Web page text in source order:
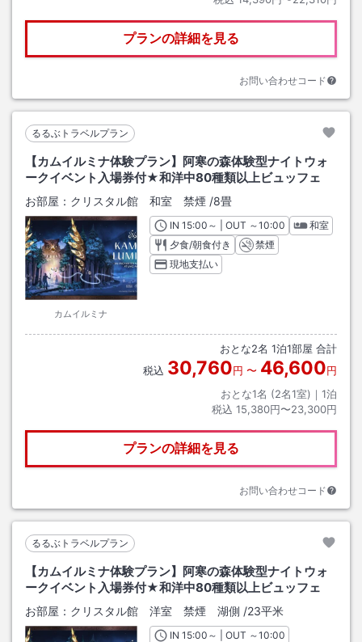
プランの詳細を見る
お問い合わせコード
るるぶトラベルプラン
【カムイルミナ体験プラン】阿寒の森体験型ナイトウォ
ークイベント入場券付★和洋中80種類以上ビュッフェ
お部屋： クリスタル館 和室 禁煙 /8畳
カムイルミナ
INチェックイン
15:00 ～ | OUT チェックアウト
～10:00
和室
夕食/朝食付き
禁煙
現地支払い
おとな2名 1泊1部屋 合計
税込 30,760円 〜 46,600円
おとな1名 (2名1室)｜ 1泊
税込 15,380円〜23,300円
プランの詳細を見る
お問い合わせコード
るるぶトラベルプラン
【カムイルミナ体験プラン】阿寒の森体験型ナイトウォ
ークイベント入場券付★和洋中80種類以上ビュッフェ
お部屋： クリスタル館 洋室 禁煙 湖側 /23平米
INチェックイン
15:00 ～ | OUT チェックアウト
～10:00